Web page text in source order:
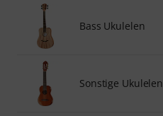
Bass Ukulelen
Sonstige Ukulelen